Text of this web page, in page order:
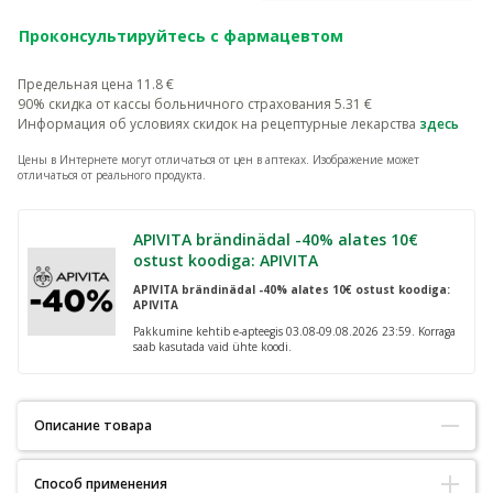
Проконсультируйтесь с фармацевтом
Предельная цена 11.8€
90% скидка от кассы больничного страхования 5.31 €
Информация об условиях скидок на рецептурные лекарства здесь
Цены в Интернете могут отличаться от цен в аптеках. Изображение может
отличаться от реального продукта.
APIVITA brändinädal -40% alates 10€
ostust koodiga: APIVITA
APIVITA brändinädal -40% alates 10€ ostust koodiga:
APIVITA
Pakkumine kehtib e-apteegis 03.08-09.08.2026 23:59. Korraga
saab kasutada vaid ühte koodi.
Описание товара
Способ применения